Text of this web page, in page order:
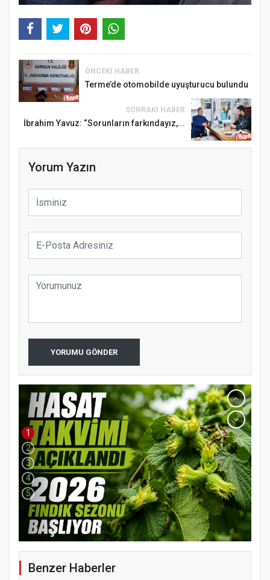
ÖNCEKI HABER
Terme’de otomobilde uyuşturucu bulundu
SONRAKI HABER
İbrahim Yavuz: “Sorunların farkındayız,...
Yorum Yazın
YORUMU GÖNDER
1
2
3
4
5
Benzer Haberler